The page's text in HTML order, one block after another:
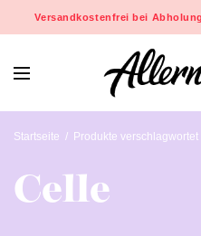
Versandkostenfrei bei
Startseite / Produkte verschlagwortet
Celle